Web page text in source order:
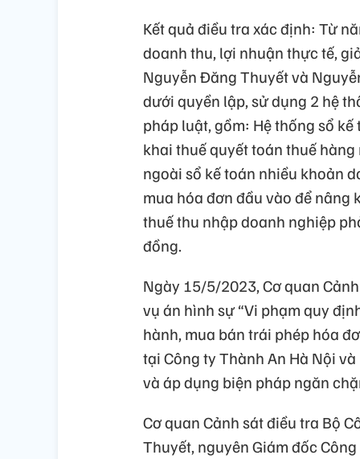
Kết quả điều tra xác định: Từ
doanh thu, lợi nhuận thực tế,
Nguyễn Đăng Thuyết và
dưới quyền lập, sử dụng 2 hệ
pháp luật, gồm: Hệ thống sổ
khai thuế quyết toán thuế
ngoài sổ kế toán nhiều khoản
mua hóa đơn đầu vào để nâng
thuế thu nhập doanh nghiệp
đồng.
Ngày 15/5/2023, Cơ quan
vụ án hình sự “Vi phạm quy
hành, mua bán trái phép hóa
tại Công ty Thành An Hà Nội
và áp dụng biện pháp ngăn
Cơ quan Cảnh sát điều tra Bộ
Thuyết, nguyên Giám đốc